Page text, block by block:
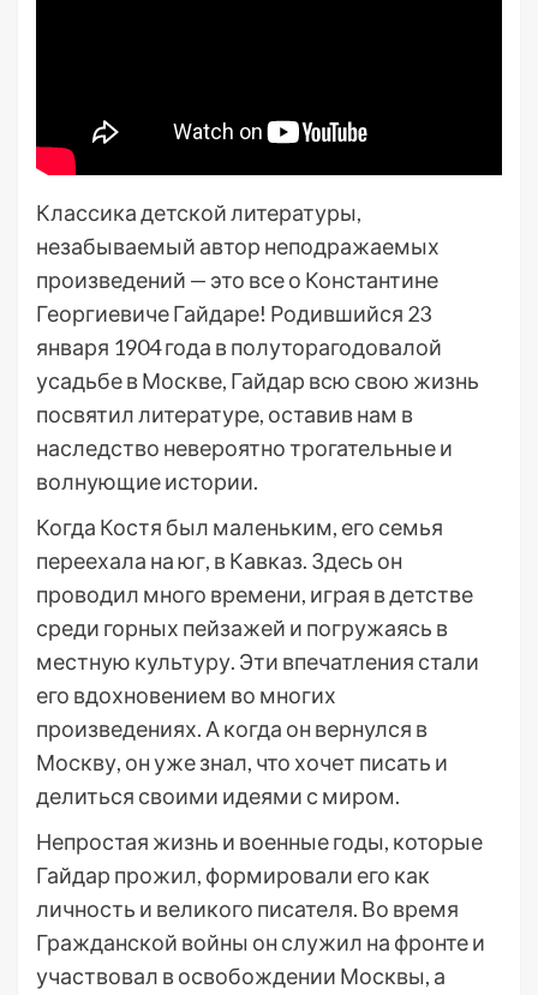
Классика детской литературы,
незабываемый автор неподражаемых
произведений — это все о Константине
Георгиевиче Гайдаре! Родившийся 23
января 1904 года в полуторагодовалой
усадьбе в Москве, Гайдар всю свою жизнь
посвятил литературе, оставив нам в
наследство невероятно трогательные и
волнующие истории.
Когда Костя был маленьким, его семья
переехала на юг, в Кавказ. Здесь он
проводил много времени, играя в детстве
среди горных пейзажей и погружаясь в
местную культуру. Эти впечатления стали
его вдохновением во многих
произведениях. А когда он вернулся в
Москву, он уже знал, что хочет писать и
делиться своими идеями с миром.
Непростая жизнь и военные годы, которые
Гайдар прожил, формировали его как
личность и великого писателя. Во время
Гражданской войны он служил на фронте и
участвовал в освобождении Москвы, а